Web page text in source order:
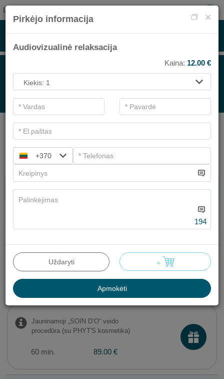
LT
PROCEDŪROMS
Pagrindiniai filtrai
SPA PROCEDŪROS
Valomoji „AROMACLEAR“ veido
procedūra (su PHYT'S kosmetika)
60 min. 89.00 €
Jauninamoji „SOIN D‘O“ veido
procedūra (su PHYT'S kosmetika)
60 min. 89.00 €
×
Pirkėjo informacija
Audiovizualinė relaksacija
Kaina: 12.00 €
+370
194
Uždaryti +
Apmokėti